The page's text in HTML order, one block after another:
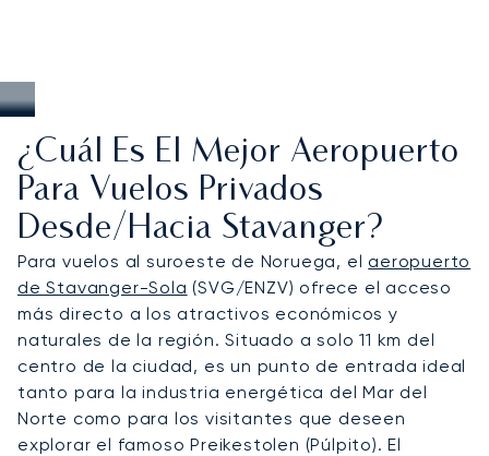
¿Cuál Es El Mejor Aeropuerto
Para Vuelos Privados
Desde/hacia Stavanger?
Para vuelos al suroeste de Noruega, el aeropuerto
de Stavanger-Sola (SVG/ENZV) ofrece el acceso
más directo a los atractivos económicos y
naturales de la región. Situado a solo 11 km del
centro de la ciudad, es un punto de entrada ideal
tanto para la industria energética del Mar del
Norte como para los visitantes que deseen
explorar el famoso Preikestolen (Púlpito). El